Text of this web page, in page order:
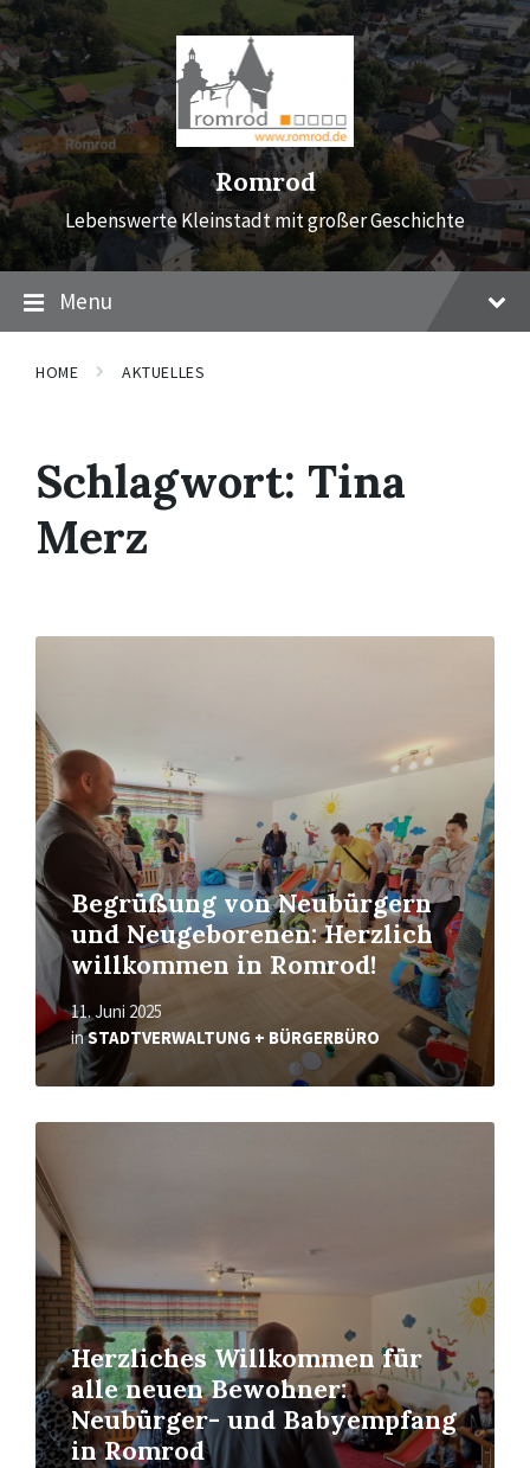
Skip
to
content
Skip
to
main
navigation
Skip
to
footer
Romrod
Lebenswerte Kleinstadt mit großer Geschichte
Menu
HOME AKTUELLES
Schlagwort: Tina
Merz
Begrüßung von Neubürgern
und Neugeborenen: Herzlich
willkommen in Romrod!
11. Juni 2025
inSTADTVERWALTUNG + BÜRGERBÜRO
Read
Herzliches Willkommen für
alle neuen Bewohner:
Neubürger- und Babyempfang
in Romrod
Read
More